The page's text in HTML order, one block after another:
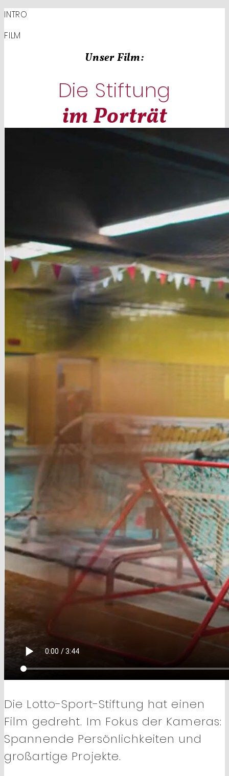
INTRO
FILM
Unser Film:
Die Stiftung
im Porträt
Die Lotto-Sport-Stiftung hat einen
Film gedreht. Im Fokus der Kameras:
Spannende Persönlichkeiten und
großartige Projekte.